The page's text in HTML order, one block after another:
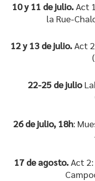
10 y 11 de julio.Act
la Rue-
12 y 13 de julio.Act
22-25 de julio
26 de julio, 18h:
17 de agosto.Act